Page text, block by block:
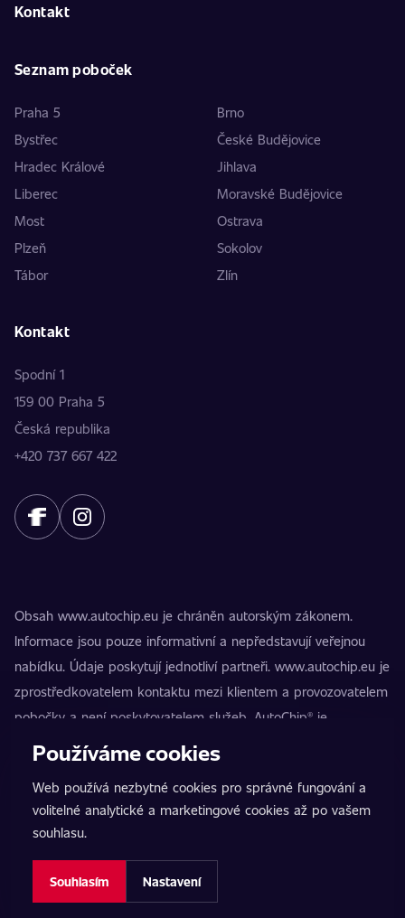
Kontakt
Seznam poboček
Praha 5
Brno
Bystřec
České Budějovice
Hradec Králové
Jihlava
Liberec
Moravské Budějovice
Most
Ostrava
Plzeň
Sokolov
Tábor
Zlín
Kontakt
Spodní 1
159 00 Praha 5
Česká republika
+420 737 667 422
Obsah www.autochip.eu je chráněn autorským zákonem.
Informace jsou pouze informativní a nepředstavují veřejnou
nabídku. Údaje poskytují jednotliví partneři. www.autochip.eu je
zprostředkovatelem kontaktu mezi klientem a provozovatelem
pobočky a není poskytovatelem služeb. AutoChip® je
registrovaná ochranná známka Petra Kučery. Úpravy, které
nezpůsobilosti vozidla k provozu na pozemních komunikacích.
Přesné informace poskytuje vždy konkrétní provozovatel
pobočky.
Nastavení cookies
Používáme cookies
Web používá nezbytné cookies pro správné fungování a
volitelné analytické a marketingové cookies až po vašem
souhlasu.
Souhlasím Nastavení